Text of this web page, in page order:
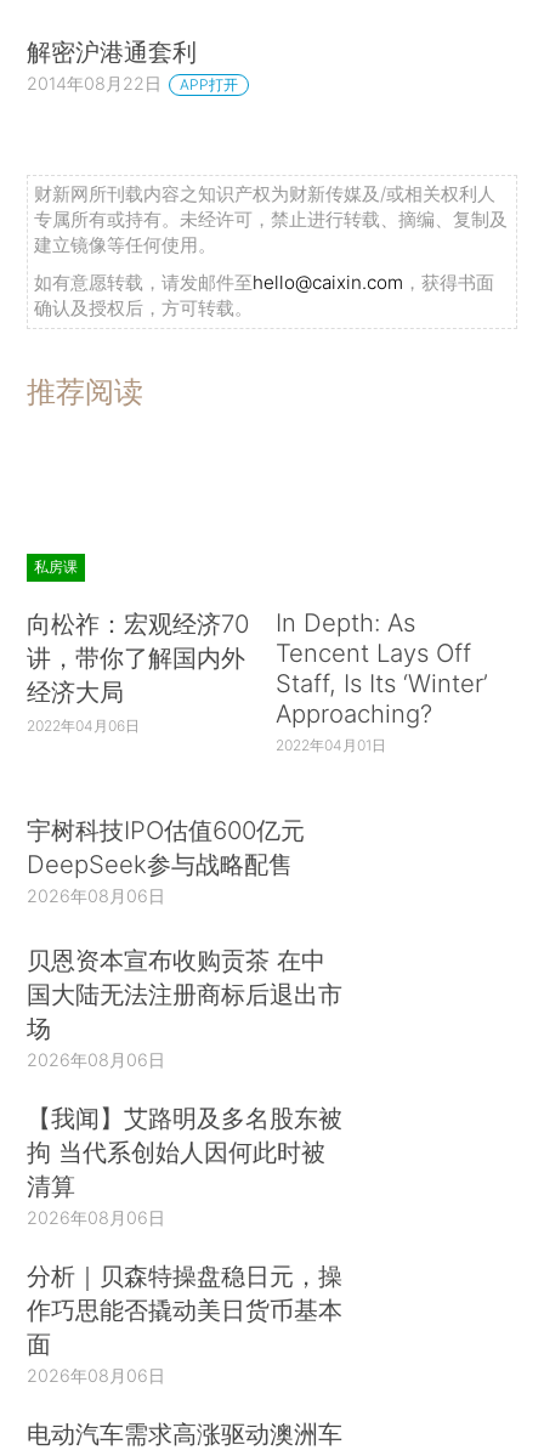
解密沪港通套利
2014年08月22日 APP打开
财新网所刊载内容之知识产权为财新传媒及/或相关权利人
专属所有或持有。未经许可，禁止进行转载、摘编、复制及
建立镜像等任何使用。
如有意愿转载，请发邮件至hello@caixin.com ，获得书面
确认及授权后，方可转载。
推荐阅读
私房课
向松祚：宏观经济70
讲，带你了解国内外
经济大局
2022年04月06日
In Depth: As
Tencent Lays Off
Staff, Is Its ‘Winter’
Approaching?
2022年04月01日
宇树科技IPO估值600亿元
DeepSeek参与战略配售
2026年08月06日
贝恩资本宣布收购贡茶 在中
国大陆无法注册商标后退出市
场
2026年08月06日
【我闻】艾路明及多名股东被
拘 当代系创始人因何此时被
清算
2026年08月06日
分析｜贝森特操盘稳日元，操
作巧思能否撬动美日货币基本
面
2026年08月06日
电动汽车需求高涨驱动澳洲车